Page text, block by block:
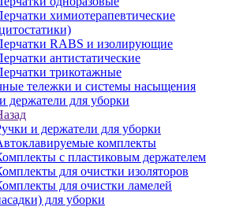
химиотерапевтические
RABS и изолирующие
антистатические
трикотажные
тележки и системы насыщения
держатели для уборки
и держатели для уборки
комплекты
с пластиковым держателем
для очистки изоляторов
для очистки ламелей
для уборки